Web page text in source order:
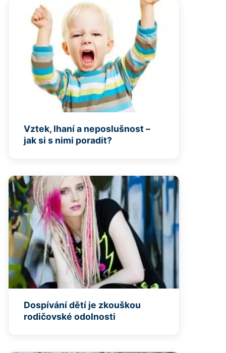
Vztek, lhaní a neposlušnost –
jak si s nimi poradit?
Dospívání dětí je zkouškou
rodičovské odolnosti